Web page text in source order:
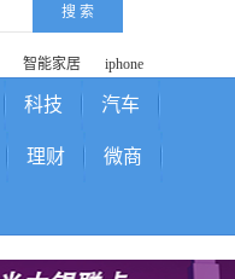
智能家居 iphone
科技 汽车
理财 微商